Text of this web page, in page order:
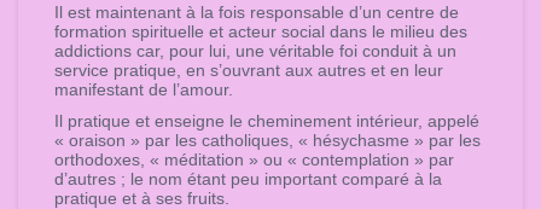
Il est maintenant à la fois responsable d’un centre de
formation spirituelle et acteur social dans le milieu des
addictions car, pour lui, une véritable foi conduit à un
service pratique, en s’ouvrant aux autres et en leur
manifestant de l’amour.
Il pratique et enseigne le cheminement intérieur, appelé
« oraison » par les catholiques, « hésychasme » par les
orthodoxes, « méditation » ou « contemplation » par
d’autres ; le nom étant peu important comparé à la
pratique et à ses fruits.